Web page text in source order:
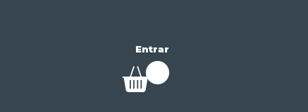
Entrar